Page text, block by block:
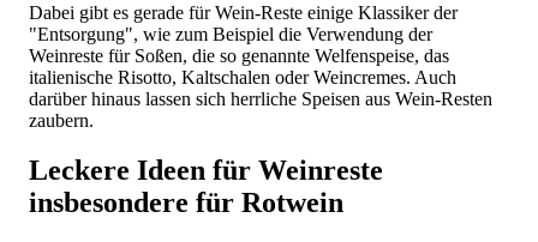
Dabei gibt es gerade für Wein-Reste einige Klassiker der
"Entsorgung", wie zum Beispiel die Verwendung der
Weinreste für Soßen, die so genannte Welfenspeise, das
italienische Risotto, Kaltschalen oder Weincremes. Auch
darüber hinaus lassen sich herrliche Speisen aus Wein-Resten
zaubern.
Leckere Ideen für Weinreste
insbesondere für Rotwein